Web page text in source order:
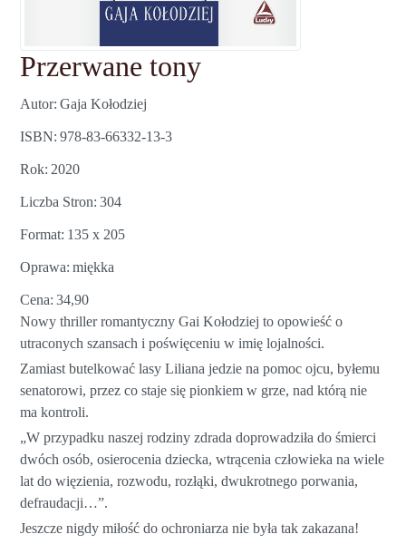
Przerwane tony
Autor Gaja Kołodziej
ISBN 978-83-66332-13-3
Rok 2020
Liczba Stron 304
Format 135 x 205
Oprawa miękka
Cena 34,90
Nowy thriller romantyczny Gai Kołodziej to opowieść o
utraconych szansach i poświęceniu w imię lojalności.
Zamiast butelkować lasy Liliana jedzie na pomoc ojcu, byłemu
senatorowi, przez co staje się pionkiem w grze, nad którą nie
ma kontroli.
„W przypadku naszej rodziny zdrada doprowadziła do śmierci
dwóch osób, osierocenia dziecka, wtrącenia człowieka na wiele
lat do więzienia, rozwodu, rozłąki, dwukrotnego porwania,
defraudacji…”.
Jeszcze nigdy miłość do ochroniarza nie była tak zakazana!